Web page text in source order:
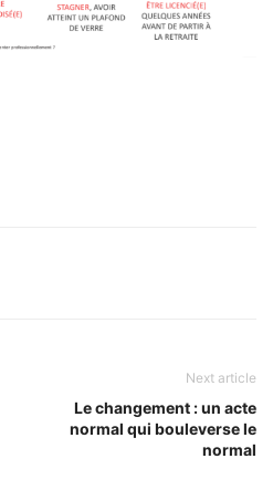
Next article
Le changement : un acte
normal qui bouleverse le
normal